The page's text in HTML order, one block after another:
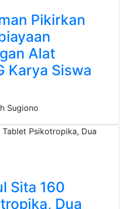
Pikirkan
Alat
Karya Siswa
Sugiono
Sita 160
Dua